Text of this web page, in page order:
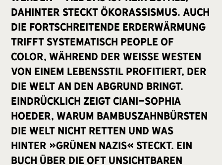
dahinter steckt Ökorassismus. Auch
die fortschreitende Erderwärmung
trifft systematisch People of
Color, während der weiße Westen
von einem Lebensstil profitiert, der
die Welt an den Abgrund bringt.
Eindrücklich zeigt Ciani-Sophia
Hoeder, warum Bambuszahnbürsten
die Welt nicht retten und was
hinter »grünen Nazis« steckt. Ein
Buch über die oft unsichtbaren